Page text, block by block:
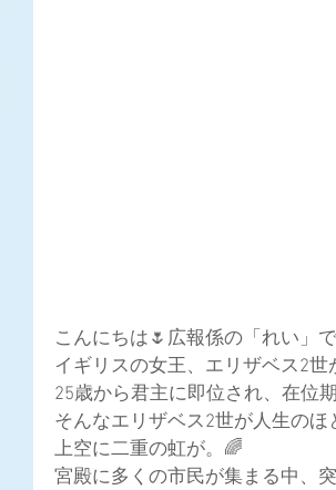
こんにちは🌷広報係の「れい」
イギリスの女王、エリザベス2
25歳から君主に即位され、在位
そんなエリザベス2世が人生の
上空に二重の虹が。🌈
宮殿に多くの市民が集まる中、